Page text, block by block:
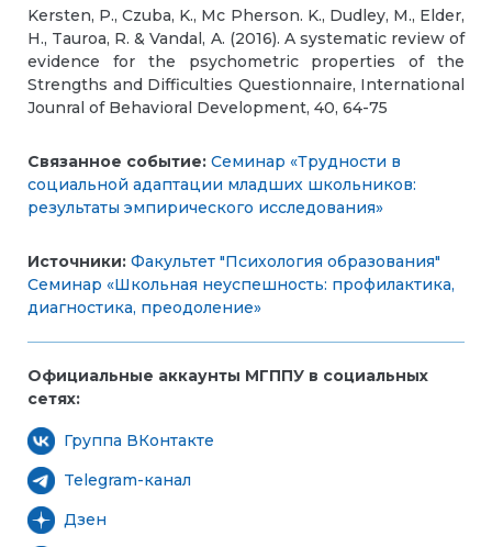
Kersten, P., Czuba, K., Mc Pherson. K., Dudley, M., Elder,
H., Tauroa, R. & Vandal, A. (2016). A systematic review of
evidence for the psychometric properties of the
Strengths and Difficulties Questionnaire, International
Jounral of Behavioral Development, 40, 64-75
Связанное событие: Семинар «Трудности в
социальной адаптации младших школьников:
результаты эмпирического исследования»
Источники: Факультет "Психология образования"
Семинар «Школьная неуспешность: профилактика,
диагностика, преодоление»
Официальные аккаунты МГППУ в социальных
сетях:
Группа ВКонтакте
Telegram-канал
Дзен